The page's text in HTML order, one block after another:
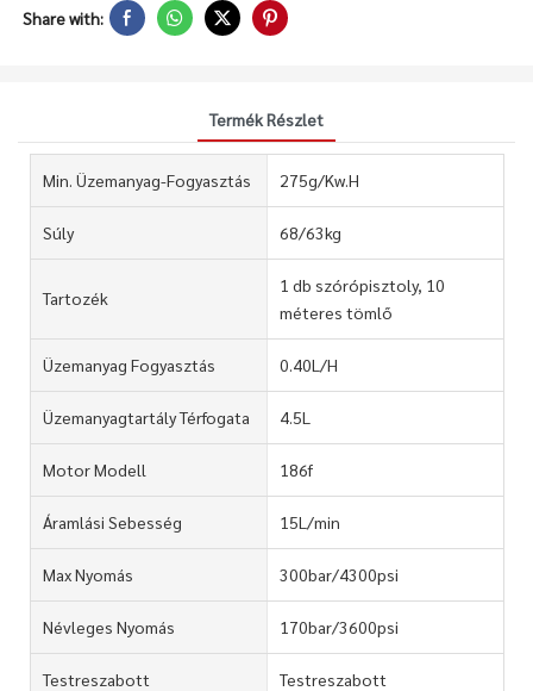
Share with:
Termék Részlet
Min. Üzemanyag-Fogyasztás 275g/Kw.H
Súly 68/63kg
Tartozék
1 db szórópisztoly, 10
méteres tömlő
Üzemanyag Fogyasztás 0.40L/H
Üzemanyagtartály Térfogata 4.5L
Motor Modell 186f
Áramlási Sebesség 15L/min
Max Nyomás 300bar/4300psi
Névleges Nyomás 170bar/3600psi
Testreszabott Testreszabott